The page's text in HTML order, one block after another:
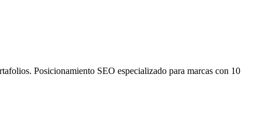
Posicionamiento SEO especializado para marcas con 10